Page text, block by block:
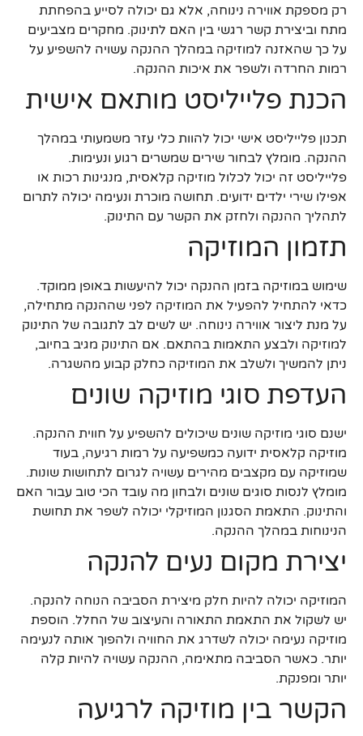
רק מספקת אווירה נינוחה, אלא גם יכולה לסייע בהפחתת
מתח וביצירת קשר רגשי בין האם לתינוק. מחקרים מצביעים
על כך שהאזנה למוזיקה במהלך ההנקה עשויה להשפיע על
רמות החרדה ולשפר את איכות ההנקה.
הכנת פלייליסט מותאם אישית
תכנון פלייליסט אישי יכול להוות כלי עזר משמעותי במהלך
ההנקה. מומלץ לבחור שירים שמשרים רגוע ונעימות.
פלייליסט זה יכול לכלול מוזיקה קלאסית, מנגינות רכות או
אפילו שירי ילדים ידועים. תחושה מוכרת ונעימה יכולה לתרום
לתהליך ההנקה ולחזק את הקשר עם התינוק.
תזמון המוזיקה
שימוש במוזיקה בזמן ההנקה יכול להיעשות באופן ממוקד.
כדאי להתחיל להפעיל את המוזיקה לפני שההנקה מתחילה,
על מנת ליצור אווירה נינוחה. יש לשים לב לתגובה של התינוק
למוזיקה ולבצע התאמות בהתאם. אם התינוק מגיב בחיוב,
ניתן להמשיך ולשלב את המוזיקה כחלק קבוע מהשגרה.
העדפת סוגי מוזיקה שונים
ישנם סוגי מוזיקה שונים שיכולים להשפיע על חווית ההנקה.
מוזיקה קלאסית ידועה כמשפיעה על רמות רגיעה, בעוד
שמוזיקה עם מקצבים מהירים עשויה לגרום לתחושות שונות.
מומלץ לנסות סוגים שונים ולבחון מה עובד הכי טוב עבור האם
והתינוק. התאמת הסגנון המוזיקלי יכולה לשפר את תחושת
הנינוחות במהלך ההנקה.
יצירת מקום נעים להנקה
המוזיקה יכולה להיות חלק מיצירת הסביבה הנוחה להנקה.
יש לשקול את התאמת התאורה והעיצוב של החלל. הוספת
מוזיקה נעימה יכולה לשדרג את החוויה ולהפוך אותה לנעימה
יותר. כאשר הסביבה מתאימה, ההנקה עשויה להיות קלה
יותר ומפנקת.
הקשר בין מוזיקה לרגיעה